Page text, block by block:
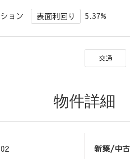
ョン 表面利回り 5.37%
交通
物件詳細
新築/中古